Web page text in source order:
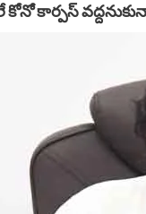
కార్పస్